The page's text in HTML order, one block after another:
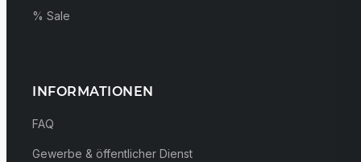
% Sale
INFORMATIONEN
FAQ
Gewerbe & öffentlicher Dienst